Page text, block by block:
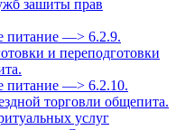
зашиты прав
питание —> 6.2.9.
и переподготовки
питание —> 6.2.10.
торговли общепита.
услуг